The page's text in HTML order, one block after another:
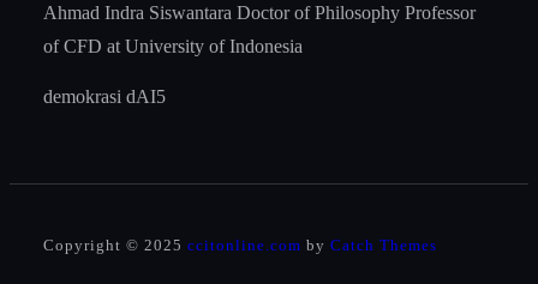
Ahmad Indra Siswantara Doctor of Philosophy Professor
of CFD at University of Indonesia
demokrasi dAI5
Copyright © 2025 ccitonline.com by Catch Themes